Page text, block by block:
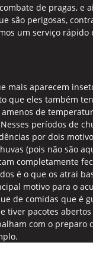
de pragas, e
são perigosas,
um serviço rápido
mais aparecem
que eles também
de
períodos de
por dois
(pois não são
completamente
é o que os atrai
motivo para o
de comidas que é
tiver pacotes
com o preparo